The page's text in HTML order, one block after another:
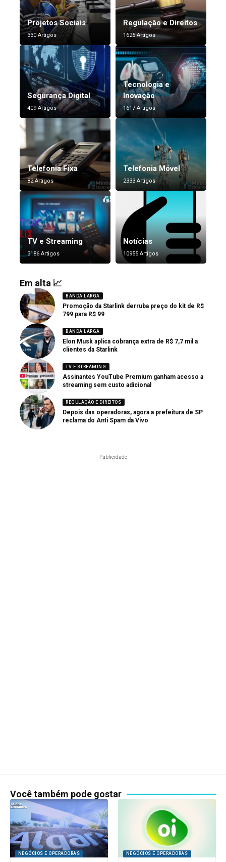
Projetos Sociais
330 Artigos
Regulação e Direitos
1625 Artigos
Segurança Digital
409 Artigos
Tecnologia e
Inovação
1617 Artigos
Telefonia Fixa
82 Artigos
Telefonia Móvel
2333 Artigos
TV e Streaming
3186 Artigos
Notícias
10955 Artigos
Em alta 📈
BANDA LARGA
Promoção da Starlink derruba preço do kit de R$
799 para R$ 99
BANDA LARGA
Elon Musk aplica cobrança extra de R$ 7,7 mil a
clientes da Starlink
TV E STREAMING
Assinantes YouTube Premium ganham acesso a
streaming sem custo adicional
REGULAÇÃO E DIREITOS
Depois das operadoras, agora a prefeitura de SP
reclama do Anti Spam da Vivo
- Publicidade -
Você também pode gostar
NEGÓCIOS E OPERADORAS NEGÓCIOS E OPERADORAS